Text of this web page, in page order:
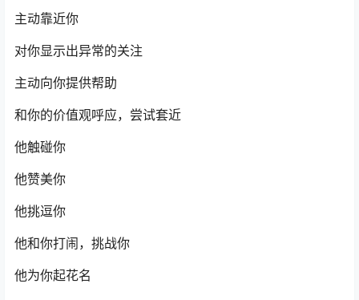
主动靠近你
对你显示出异常的关注
主动向你提供帮助
和你的价值观呼应，尝试套近
他触碰你
他赞美你
他挑逗你
他和你打闹，挑战你
他为你起花名